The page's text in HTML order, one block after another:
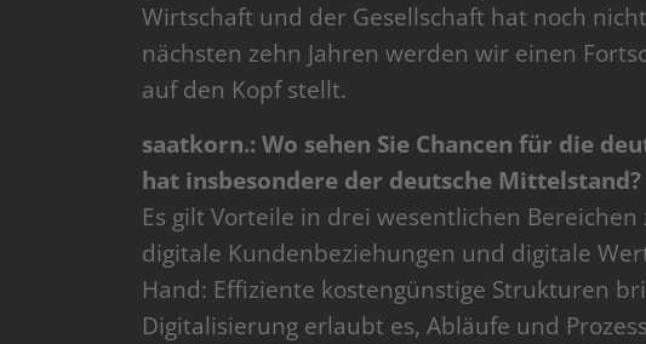
Wirtschaft und der Gesellschaft hat noch
nächsten zehn Jahren werden wir einen
auf den Kopf stellt.
saatkorn.: Wo sehen Sie Chancen für die
hat insbesondere der deutsche Mittelstand?
Es gilt Vorteile in drei wesentlichen
digitale Kundenbeziehungen und digitale
Hand: Effiziente kostengünstige Strukturen
Digitalisierung erlaubt es, Abläufe und